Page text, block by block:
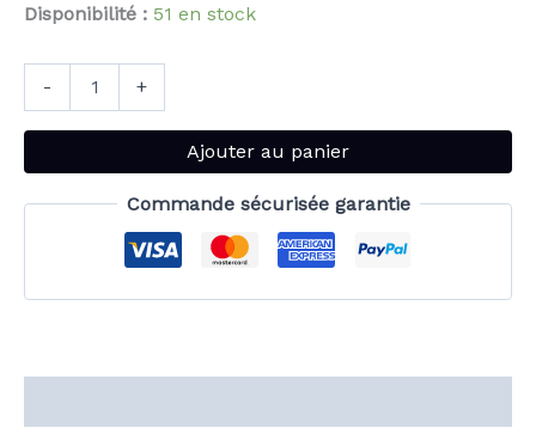
Disponibilité : 51 en stock
- +
Ajouter au panier
Commande sécurisée garantie